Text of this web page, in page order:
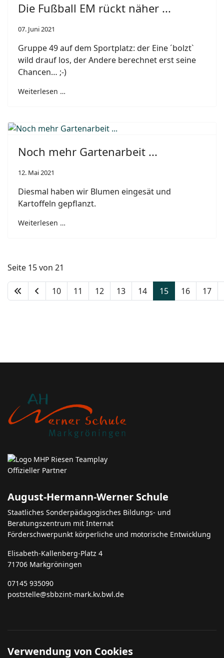
Die Fußball EM rückt näher ...
07. Juni 2021
Gruppe 49 auf dem Sportplatz: der Eine ´bolzt`
wild drauf los, der Andere berechnet erst seine
Chancen… ;-)
Weiterlesen …
Noch mehr Gartenarbeit ...
12. Mai 2021
Diesmal haben wir Blumen eingesät und
Kartoffeln gepflanzt.
Weiterlesen …
Seite 15 von 21
10 11 12 13 14 15 16 17
August-Hermann-Werner Schule
Staatliches Sonderpädagogisches Bildungs- und
Beratungszentrum mit Internat
Förderschwerpunkt körperliche und motorische Entwicklung
Elisabeth-Kallenberg-Platz 4
71706 Markgröningen
07145 935090
poststelle@sbbzint-mark.kv.bwl.de
Verwendung von Cookies